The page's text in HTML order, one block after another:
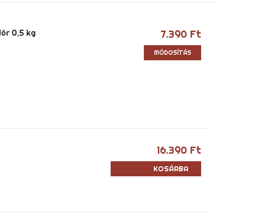
0,5 kg 7.390 Ft
MÓDOSÍTÁS
16.390 Ft
KOSÁRBA